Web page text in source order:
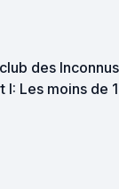
des
I: Les moins de